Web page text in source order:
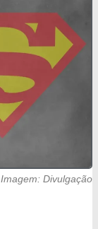
Imagem: Divulgação